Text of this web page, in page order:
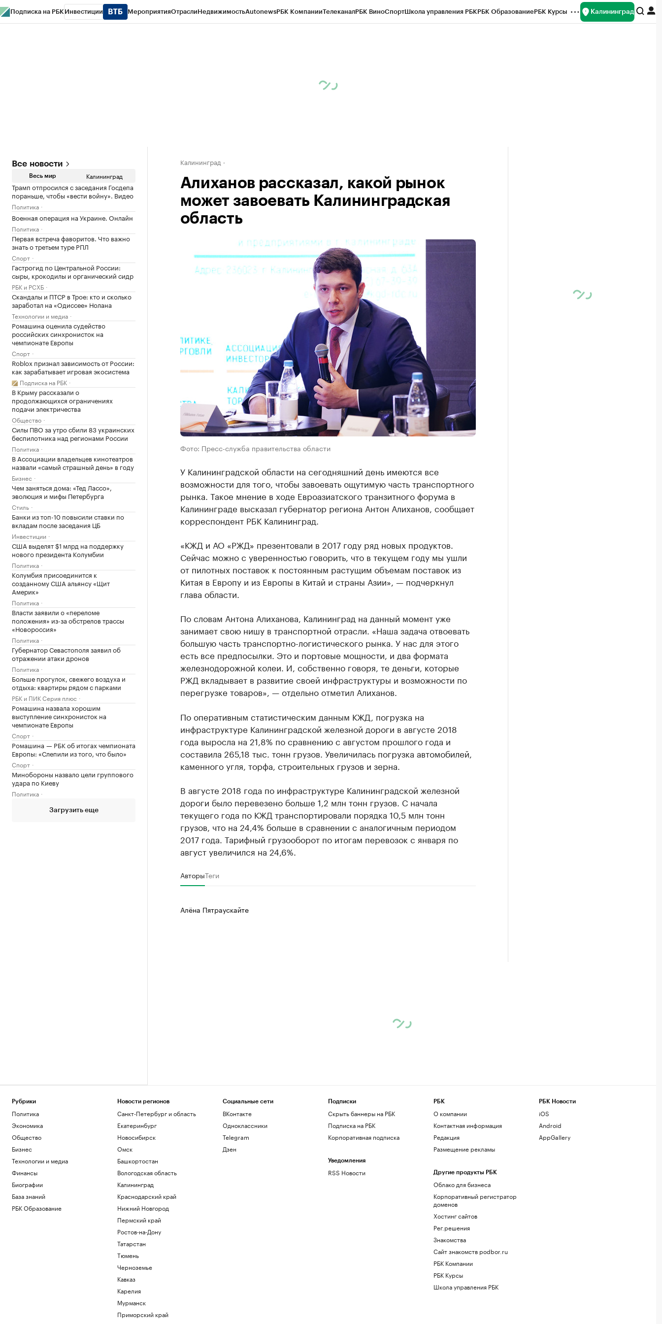
Подписка на РБК Инвестиции МероприятияОтраслиНедвижимостьAutonewsРБК КомпанииТелеканалРБК ВиноСпортШкола управления РБКРБК ОбразованиеРБК Курсы Калининград
Все новости
Весь мир Калининград
Трамп отпросился с заседания Госдепа
пораньше, чтобы «вести войну». Видео
Политика
Военная операция на Украине. Онлайн
Политика
Первая встреча фаворитов. Что важно
знать о третьем туре РПЛ
Спорт
Гастрогид по Центральной России:
сыры, крокодилы и органический сидр
РБК и РСХБ
Скандалы и ПТСР в Трое: кто и сколько
заработал на «Одиссее» Нолана
Технологии и медиа
Ромашина оценила судейство
российских синхронисток на
чемпионате Европы
Спорт
Roblox признал зависимость от России:
как зарабатывает игровая экосистема
Подписка на РБК
В Крыму рассказали о
продолжающихся ограничениях
подачи электричества
Общество
Силы ПВО за утро сбили 83 украинских
беспилотника над регионами России
Политика
В Ассоциации владельцев кинотеатров
назвали «самый страшный день» в году
Бизнес
Чем заняться дома: «Тед Лассо»,
эволюция и мифы Петербурга
Стиль
Банки из топ-10 повысили ставки по
вкладам после заседания ЦБ
Инвестиции
США выделят $1 млрд на поддержку
нового президента Колумбии
Политика
Колумбия присоединится к
созданному США альянсу «Щит
Америк»
Политика
Власти заявили о «переломе
положения» из-за обстрелов трассы
«Новороссия»
Политика
Губернатор Севастополя заявил об
отражении атаки дронов
Политика
Больше прогулок, свежего воздуха и
отдыха: квартиры рядом с парками
РБК и ПИК Серия плюс
Ромашина назвала хорошим
выступление синхронисток на
чемпионате Европы
Спорт
Ромашина — РБК об итогах чемпионата
Европы: «Слепили из того, что было»
Спорт
Минобороны назвало цели группового
удара по Киеву
Политика
Загрузить еще
Калининград
Алиханов рассказал, какой рынок
может завоевать Калининградская
область
Фото: Пресс-служба правительства области
У Калининградской области на сегодняшний день имеются все
возможности для того, чтобы завоевать ощутимую часть транспортного
рынка. Такое мнение в ходе Евроазиатского транзитного форума в
Калининграде высказал губернатор региона Антон Алиханов, сообщает
корреспондент РБК Калининград.
«КЖД и АО «РЖД» презентовали в 2017 году ряд новых продуктов.
Сейчас можно с уверенностью говорить, что в текущем году мы ушли
от пилотных поставок к постоянным растущим объемам поставок из
Китая в Европу и из Европы в Китай и страны Азии», — подчеркнул
глава области.
По словам Антона Алиханова, Калининград на данный момент уже
занимает свою нишу в транспортной отрасли. ​«Наша задача отвоевать
большую часть транспортно-логистического рынка. У нас для этого
есть все предпосылки. Это и портовые мощности, и два формата
железнодорожной колеи. И, собственно говоря, те деньги, которые
РЖД вкладывает в развитие своей инфраструктуры и возможности по
перегрузке товаров», — отдельно отметил Алиханов.
По оперативным статистическим данным КЖД, погрузка на
инфраструктуре Калининградской железной дороги в августе 2018
года выросла на 21,8% по сравнению с августом прошлого года и
составила 265,18 тыс. тонн грузов. Увеличилась погрузка автомобилей,
каменного угля, торфа, строительных грузов и зерна.
В августе 2018 года по инфраструктуре Калининградской железной
дороги было перевезено больше 1,2 млн тонн грузов.​ С начала
текущего года по КЖД транспортировали порядка 10,5 млн тонн
грузов, что на 24,4% больше в сравнении с аналогичным периодом
2017 года. Тарифный грузооборот по итогам перевозок с января по
август увеличился на 24,6%.
АвторыТеги
Алёна Пятраускайте
Рубрики
Политика
Экономика
Общество
Бизнес
Технологии и медиа
Финансы
Биографии
База знаний
РБК Образование
Новости регионов
Санкт-Петербург и область
Екатеринбург
Новосибирск
Омск
Башкортостан
Вологодская область
Калининград
Краснодарский край
Нижний Новгород
Пермский край
Ростов-на-Дону
Татарстан
Тюмень
Черноземье
Кавказ
Карелия
Мурманск
Приморский край
Социальные сети
ВКонтакте
Одноклассники
Telegram
Дзен
Подписки
Скрыть баннеры на РБК
Подписка на РБК
Корпоративная подписка
Уведомления
RSS Новости
РБК
О компании
Контактная информация
Редакция
Размещение рекламы
Другие продукты РБК
Облако для бизнеса
Корпоративный регистратор
доменов
Хостинг сайтов
Рег.решения
Знакомства
Сайт знакомств podbor.ru
РБК Компании
РБК Курсы
Школа управления РБК
РБК Новости
iOS
Android
AppGallery